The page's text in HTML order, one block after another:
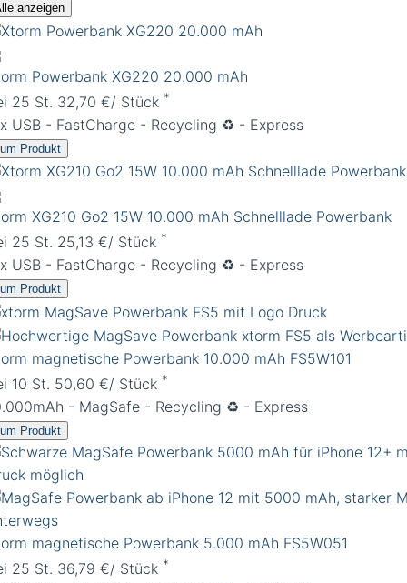
anzeigen
Powerbank XG220 20.000 mAh
25 St. 32,70 €/ Stück *
USB - FastCharge - Recycling ♻️ - Express
Produkt
XG210 Go2 15W 10.000 mAh Schnelllade Powerbank
25 St. 25,13 €/ Stück *
USB - FastCharge - Recycling ♻️ - Express
Produkt
magnetische Powerbank 10.000 mAh FS5W101
10 St. 50,60 €/ Stück *
- MagSafe - Recycling ♻️ - Express
Produkt
magnetische Powerbank 5.000 mAh FS5W051
25 St. 36,79 €/ Stück *